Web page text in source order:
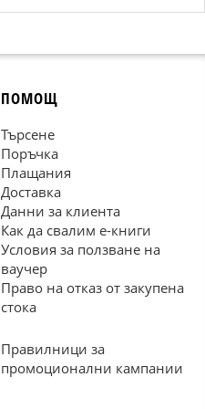
ПОМОЩ
Търсене
Поръчка
Плащания
Доставка
Данни за клиента
Как да свалим е-книги
Условия за ползване на
ваучер
Право на отказ от закупена
стока
Правилници за
промоционални кампании